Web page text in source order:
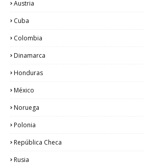
Austria
Cuba
Colombia
Dinamarca
Honduras
México
Noruega
Polonia
República Checa
Rusia